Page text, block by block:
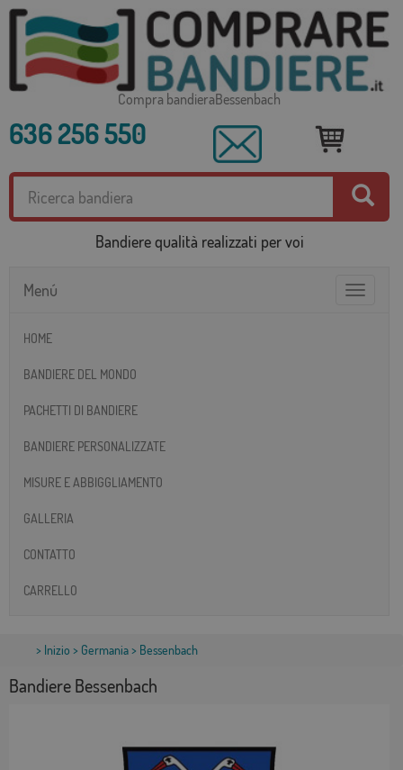
Compra bandieraBessenbach
636 256 550
Bandiere qualità realizzati per voi
Toggle
Menú
HOME
BANDIERE DEL MONDO
PACHETTI DI BANDIERE
BANDIERE PERSONALIZZATE
MISURE E ABBIGGLIAMENTO
GALLERIA
CONTATTO
CARRELLO
> Inizio > Germania> Bessenbach
Bandiere Bessenbach